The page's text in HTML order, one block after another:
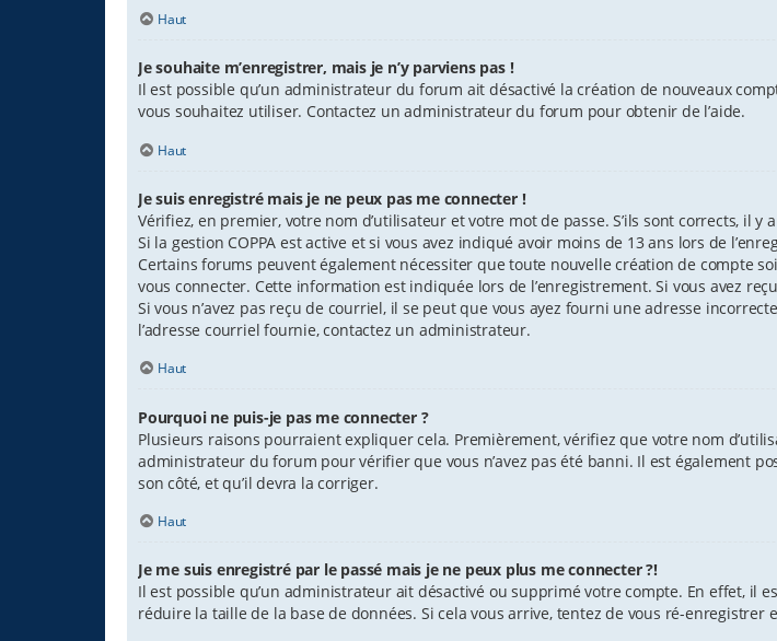
Haut
Je souhaite m’enregistrer, mais je n’y parviens pas !
Il est possible qu’un administrateur du forum ait désactivé la création de nouveaux
vous souhaitez utiliser. Contactez un administrateur du forum pour obtenir de l’aide.
Haut
Je suis enregistré mais je ne peux pas me connecter !
Vérifiez, en premier, votre nom d’utilisateur et votre mot de passe. S’ils sont corrects, il y
Si la gestion COPPA est active et si vous avez indiqué avoir moins de 13 ans lors de
Certains forums peuvent également nécessiter que toute nouvelle création de compte
vous connecter. Cette information est indiquée lors de l’enregistrement. Si vous avez
Si vous n’avez pas reçu de courriel, il se peut que vous ayez fourni une adresse
l’adresse courriel fournie, contactez un administrateur.
Haut
Pourquoi ne puis-je pas me connecter ?
Plusieurs raisons pourraient expliquer cela. Premièrement, vérifiez que votre nom
administrateur du forum pour vérifier que vous n’avez pas été banni. Il est également
son côté, et qu’il devra la corriger.
Haut
Je me suis enregistré par le passé mais je ne peux plus me connecter ?!
Il est possible qu’un administrateur ait désactivé ou supprimé votre compte. En effet,
réduire la taille de la base de données. Si cela vous arrive, tentez de vous ré-enregistrer